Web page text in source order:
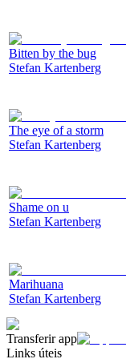
Bitten by the bug
Stefan Kartenberg
The eye of a storm
Stefan Kartenberg
Shame on u
Stefan Kartenberg
Marihuana
Stefan Kartenberg
Transferir app
Links úteis